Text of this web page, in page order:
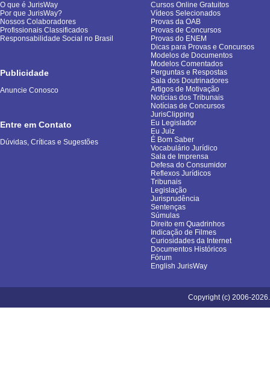
O que é JurisWay
Por que JurisWay?
Nossos Colaboradores
Profissionais Classificados
Responsabilidade Social no Brasil
Publicidade
Anuncie Conosco
Entre em Contato
Dúvidas, Críticas e Sugestões
Cursos Online Gratuitos
Vídeos Selecionados
Provas da OAB
Provas de Concursos
Provas do ENEM
Dicas para Provas e Concursos
Modelos de Documentos
Modelos Comentados
Perguntas e Respostas
Sala dos Doutrinadores
Artigos de Motivação
Notícias dos Tribunais
Notícias de Concursos
JurisClipping
Eu Legislador
Eu Juiz
É Bom Saber
Vocabulário Jurídico
Sala de Imprensa
Defesa do Consumidor
Reflexos Jurídicos
Tribunais
Legislação
Jurisprudência
Sentenças
Súmulas
Direito em Quadrinhos
Indicação de Filmes
Curiosidades da Internet
Documentos Históricos
Fórum
English JurisWay
Copyright (c) 2006-